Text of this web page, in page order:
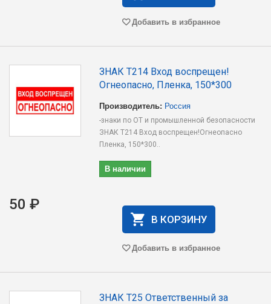
Добавить в избранное
ЗНАК T214 Вход воспрещен!
Огнеопасно, Пленка, 150*300
Производитель: Россия
-знаки по ОТ и промышленной безопасности
ЗНАК T214 Вход воспрещен!Огнеопасно
Пленка, 150*300..
В наличии
50 ₽
В КОРЗИНУ
Добавить в избранное
ЗНАК T25 Ответственный за